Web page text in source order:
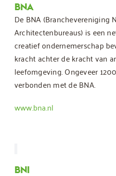
BNA
De BNA (Branchevereniging
Architectenbureaus) is een
creatief ondernemerschap
kracht achter de kracht van
leefomgeving. Ongeveer
verbonden met de BNA.
www.bna.nl
BNI